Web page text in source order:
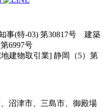
事(特-03) 第30817号 建築
6997号
建物取引業] 静岡（5）第
沼津市、三島市、御殿場